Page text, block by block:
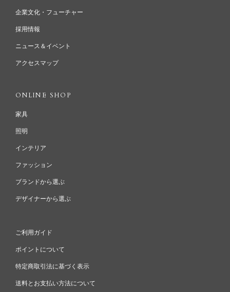
企業文化・フューチャー
採用情報
ニュース＆イベント
アクセスマップ
ONLINE SHOP
家具
照明
インテリア
ファッション
ブランドから選ぶ
デザイナーから選ぶ
ご利用ガイド
ポイントについて
特定商取引法に基づく表示
送料とお支払い方法について